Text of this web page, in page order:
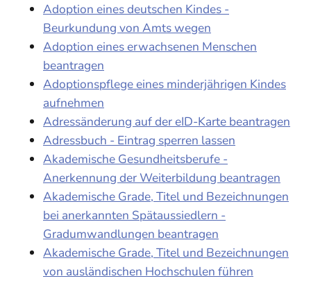
Adoption eines deutschen Kindes -
Beurkundung von Amts wegen
Adoption eines erwachsenen Menschen
beantragen
Adoptionspflege eines minderjährigen Kindes
aufnehmen
Adressänderung auf der eID-Karte beantragen
Adressbuch - Eintrag sperren lassen
Akademische Gesundheitsberufe -
Anerkennung der Weiterbildung beantragen
Akademische Grade, Titel und Bezeichnungen
bei anerkannten Spätaussiedlern -
Gradumwandlungen beantragen
Akademische Grade, Titel und Bezeichnungen
von ausländischen Hochschulen führen